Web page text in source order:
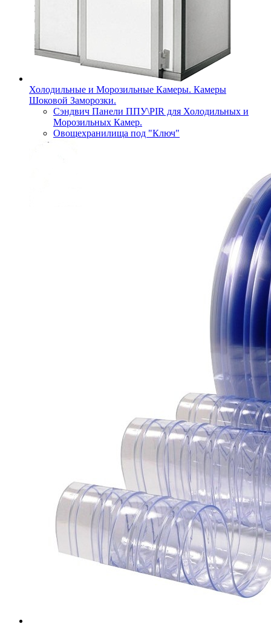
Холодильные и Морозильные Камеры. Камеры
Шоковой Заморозки.
Сэндвич Панели ППУ\PIR для Холодильных и
Морозильных Камер.
Овощехранилища под "Ключ"